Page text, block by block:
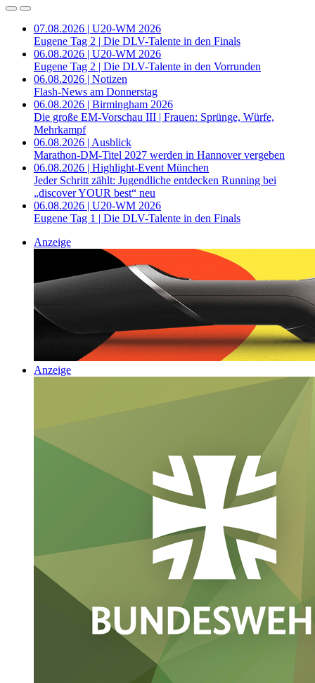
07.08.2026 | U20-WM 2026
Eugene Tag 2 | Die DLV-Talente in den Finals
06.08.2026 | U20-WM 2026
Eugene Tag 2 | Die DLV-Talente in den Vorrunden
06.08.2026 | Notizen
Flash-News am Donnerstag
06.08.2026 | Birmingham 2026
Die große EM-Vorschau III | Frauen: Sprünge, Würfe,
Mehrkampf
06.08.2026 | Ausblick
Marathon-DM-Titel 2027 werden in Hannover vergeben
06.08.2026 | Highlight-Event München
Jeder Schritt zählt: Jugendliche entdecken Running bei
„discover YOUR best“ neu
06.08.2026 | U20-WM 2026
Eugene Tag 1 | Die DLV-Talente in den Finals
Anzeige
Anzeige